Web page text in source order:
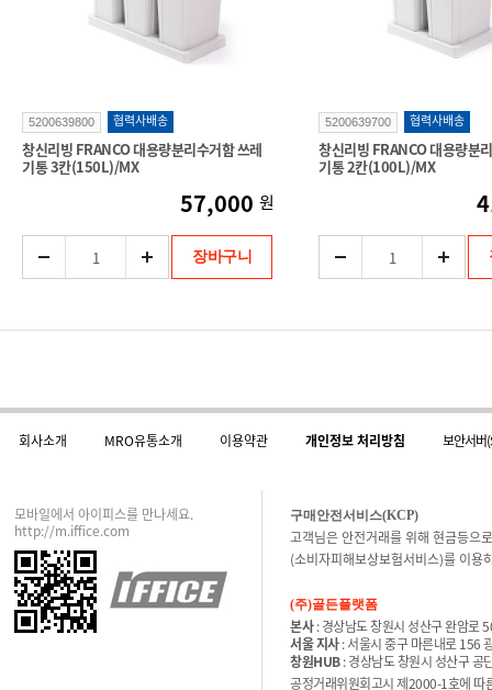
5200639800 협력사배송
창신리빙 FRANCO 대용량분리수거함 쓰레
기통 3칸(150L)/MX
57,000 원
장바구니
5200639700 협력사배송
창신리빙 FRANCO 대용량분
기통 2칸(100L)/MX
회사소개 MRO유통소개 이용약관 개인정보 처리방침 보안서버
모바일에서 아이피스를 만나세요.
http://m.iffice.com
구매안전서비스(KCP)
고객님은 안전거래를 위해 현금등으
(소비자피해보상보험서비스)를 이용
(주)골든플랫폼
본사: 경상남도 창원시 성산구 완암로
서울 지사: 서울시 중구 마른내로 156
창원HUB: 경상남도 창원시 성산구 공
공정거래위원회고시 제2000-1호에